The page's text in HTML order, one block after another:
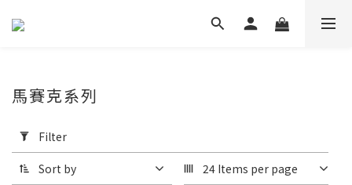
Filter
(0/20)
馬賽克系列
Filter
Sort by 24 Items per page